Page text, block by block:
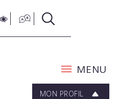
MENU
MON PROFIL